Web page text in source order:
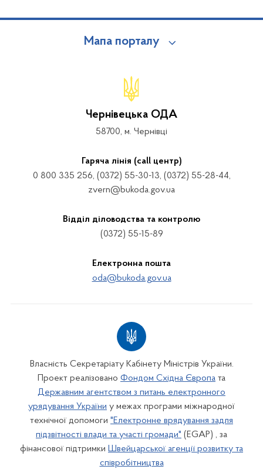
Мапа порталу
Чернівецька ОДА
58700, м. Чернівці
Гаряча лінія (call центр)
0 800 335 256, (0372) 55-30-13, (0372) 55-28-44,
zvern@bukoda.gov.ua
Відділ діловодства та контролю
(0372) 55-15-89
Електронна пошта
oda@bukoda.gov.ua
Власність Секретаріату Кабінету Міністрів України.
Проект реалізовано Фондом Східна Європа та
Державним агентством з питань електронного
урядування України у межах програми міжнародної
технічної допомоги "Електронне врядування задля
підзвітності влади та участі громади" (EGAP) , за
фінансової підтримки Швейцарської агенції розвитку та
співробітництва